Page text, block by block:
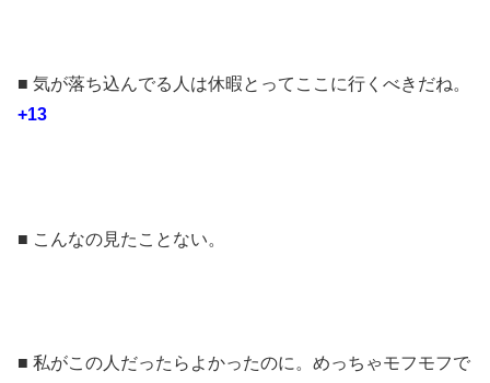
■ 気が落ち込んでる人は休暇とってここに行くべきだね。
+13
■ こんなの見たことない。
■ 私がこの人だったらよかったのに。めっちゃモフモフで